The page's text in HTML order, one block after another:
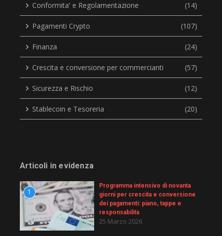
Conformita' e Regolamentazione (14)
Pagamenti Crypto (107)
Finanza (24)
Crescita e conversione per commercianti (57)
Sicurezza e Rischio (12)
Stablecoin e Tesoreria (20)
Articoli in evidenza
1
Programma intensivo di novanta
giorni per crescita e conversione
dei pagamenti: piano, tappe e
responsabilita
25 Marzo 2026